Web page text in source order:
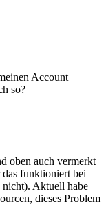
Account
so?
oben auch vermerkt
funktioniert bei
nicht). Aktuell habe
dieses Problem